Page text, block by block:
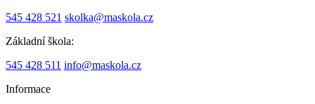
545 428 521 skolka@maskola.cz
Základní škola:
545 428 511 info@maskola.cz
Informace